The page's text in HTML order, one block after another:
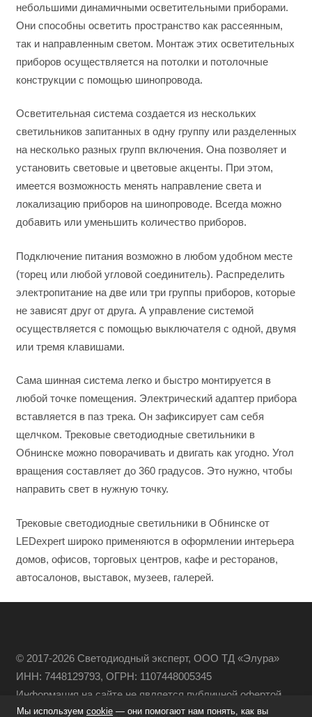
небольшими динамичными осветительными приборами.
Они способны осветить пространство как рассеянным,
так и направленным светом. Монтаж этих осветительных
приборов осуществляется на потолки и потолочные
конструкции с помощью шинопровода.
Осветительная система создается из нескольких
светильников запитанных в одну группу или разделенных
на несколько разных групп включения. Она позволяет и
установить световые и цветовые акценты. При этом,
имеется возможность менять направление света и
локализацию приборов на шинопроводе. Всегда можно
добавить или уменьшить количество приборов.
Подключение питания возможно в любом удобном месте
(торец или любой угловой соединитель). Распределить
электропитание на две или три группы приборов, которые
не зависят друг от друга. А управление системой
осуществляется с помощью выключателя с одной, двумя
или тремя клавишами.
Сама шинная система легко и быстро монтируется в
любой точке помещения. Электрический адаптер прибора
вставляется в паз трека. Он зафиксирует сам себя
щелчком. Трековые светодиодные светильники в
Обнинске можно поворачивать и двигать как угодно. Угол
вращения составляет до 360 градусов. Это нужно, чтобы
направить свет в нужную точку.
Трековые светодиодные светильники в Обнинске от
LEDexpert широко применяются в оформлении интерьера
домов, офисов, торговых центров, кафе и ресторанов,
автосалонов, выставок, музеев, галерей.
© 2017-2026 Светодиодный эксперт, ООО ТД «Элура»
ИНН: 7448129793, ОГРН: 1107448005345
Информация на сайте не является публичной офертой
Политика конфиденциальности
Мы используем cookie — они помогают нам понять, как вы